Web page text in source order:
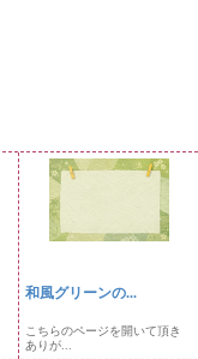
和風グリーンの...
こちらのページを開いて頂き
ありが...